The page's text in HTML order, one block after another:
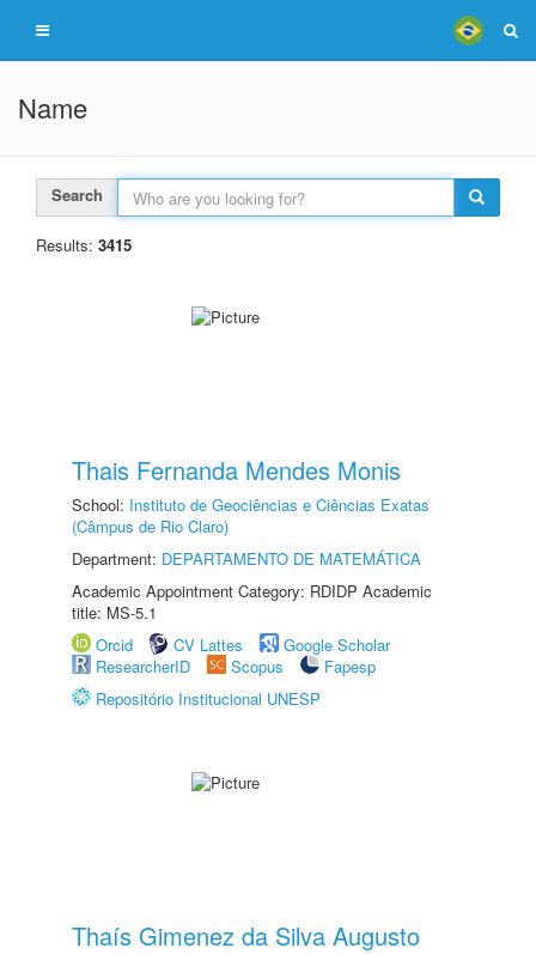
Name
Search
Results: 3415
Thais Fernanda Mendes Monis
School: Instituto de Geociências e Ciências Exatas
(Câmpus de Rio Claro)
Department: DEPARTAMENTO DE MATEMÁTICA
Academic Appointment Category: RDIDP Academic
title: MS-5.1
Orcid
CV Lattes
Google Scholar
ResearcherID
Scopus
Fapesp
Repositório Institucional UNESP
Thaís Gimenez da Silva Augusto